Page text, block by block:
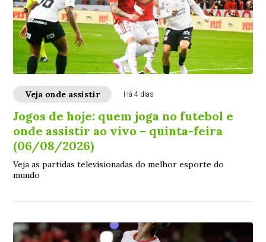
Veja onde assistir Há 4 dias
Jogos de hoje: quem joga no futebol e
onde assistir ao vivo – quinta-feira
(06/08/2026)
Veja as partidas televisionadas do melhor esporte do
mundo